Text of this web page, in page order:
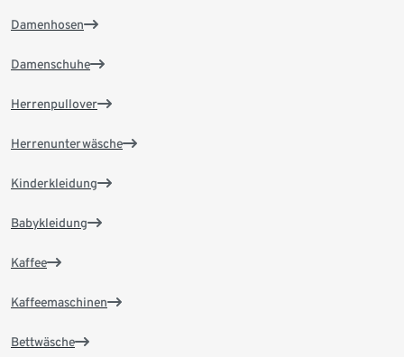
Damenhosen
Damenschuhe
Herrenpullover
Herrenunterwäsche
Kinderkleidung
Babykleidung
Kaffee
Kaffeemaschinen
Bettwäsche